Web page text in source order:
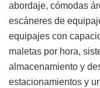
abordaje, cómodas
escáneres de
equipajes con
maletas por hora,
almacenamiento y
estacionamientos y